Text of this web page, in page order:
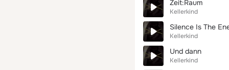
Zeit:Raum
Kellerkind
Silence Is The
Kellerkind
Und dann
Kellerkind